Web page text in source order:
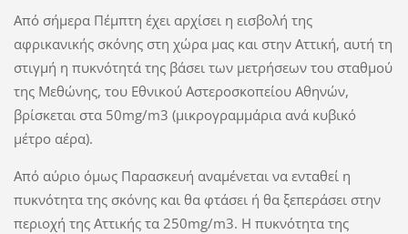
Από σήμερα Πέμπτη έχει αρχίσει η εισβολή της
αφρικανικής σκόνης στη χώρα μας και στην Αττική, αυτή τη
στιγμή η πυκνότητά της βάσει των μετρήσεων του σταθμού
της Μεθώνης, του Εθνικού Αστεροσκοπείου Αθηνών,
βρίσκεται στα 50mg/m3 (μικρογραμμάρια ανά κυβικό
μέτρο αέρα).
Από αύριο όμως Παρασκευή αναμένεται να ενταθεί η
πυκνότητα της σκόνης και θα φτάσει ή θα ξεπεράσει στην
περιοχή της Αττικής τα 250mg/m3. Η πυκνότητα της